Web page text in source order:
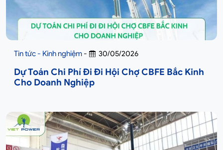
Tin tức - Kinh nghiệm - 30/05/2026
Dự Toán Chi Phí Đi Đi Hội Chợ CBFE Bắc Kinh
Cho Doanh Nghiệp